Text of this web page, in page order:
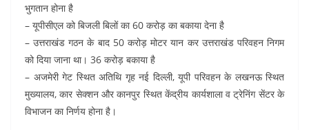
भुगतान होना है
– यूपीसीएल को बिजली बिलों का 60 करोड़ का बकाया देना है
– उत्तराखंड गठन के बाद 50 करोड़ मोटर यान कर उत्तराखंड परिवहन निगम
को दिया जाना था। 36 करोड़ बकाया है
– अजमेरी गेट स्थित अतिथि गृह नई दिल्ली, यूपी परिवहन के लखनऊ स्थित
मुख्यालय, कार सेक्शन और कानपुर स्थित केंद्रीय कार्यशाला व ट्रेनिंग सेंटर के
विभाजन का निर्णय होना है।